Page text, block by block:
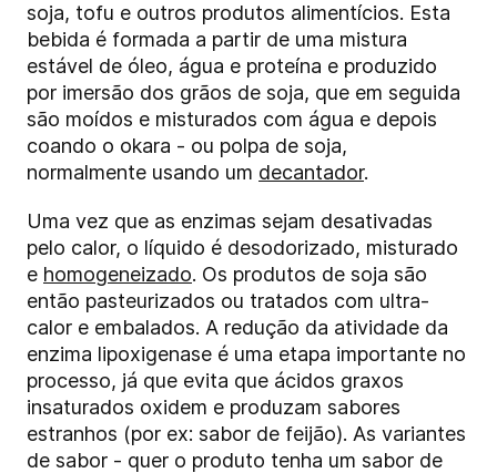
soja, tofu e outros produtos alimentícios. Esta
bebida é formada a partir de uma mistura
estável de óleo, água e proteína e produzido
por imersão dos grãos de soja, que em seguida
são moídos e misturados com água e depois
coando o okara - ou polpa de soja,
normalmente usando um decantador.
Uma vez que as enzimas sejam desativadas
pelo calor, o líquido é desodorizado, misturado
e homogeneizado. Os produtos de soja são
então pasteurizados ou tratados com ultra-
calor e embalados. A redução da atividade da
enzima lipoxigenase é uma etapa importante no
processo, já que evita que ácidos graxos
insaturados oxidem e produzam sabores
estranhos (por ex: sabor de feijão). As variantes
de sabor - quer o produto tenha um sabor de